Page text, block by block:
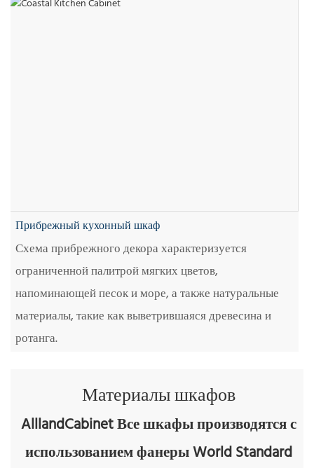
Прибрежный кухонный шкаф
Схема прибрежного декора характеризуется
ограниченной палитрой мягких цветов,
напоминающей песок и море, а также натуральные
материалы, такие как выветрившаяся древесина и
ротанга.
Материалы шкафов
AlllandCabinet Все шкафы производятся с
использованием фанеры World Standard